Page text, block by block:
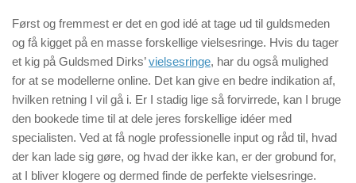
Først og fremmest er det en god idé at tage ud til guldsmeden
og få kigget på en masse forskellige vielsesringe. Hvis du tager
et kig på Guldsmed Dirks’vielsesringe, har du også mulighed
for at se modellerne online. Det kan give en bedre indikation af,
hvilken retning I vil gå i. Er I stadig lige så forvirrede, kan I bruge
den bookede time til at dele jeres forskellige idéer med
specialisten. Ved at få nogle professionelle input og råd til, hvad
der kan lade sig gøre, og hvad der ikke kan, er der grobund for,
at I bliver klogere og dermed finde de perfekte vielsesringe.